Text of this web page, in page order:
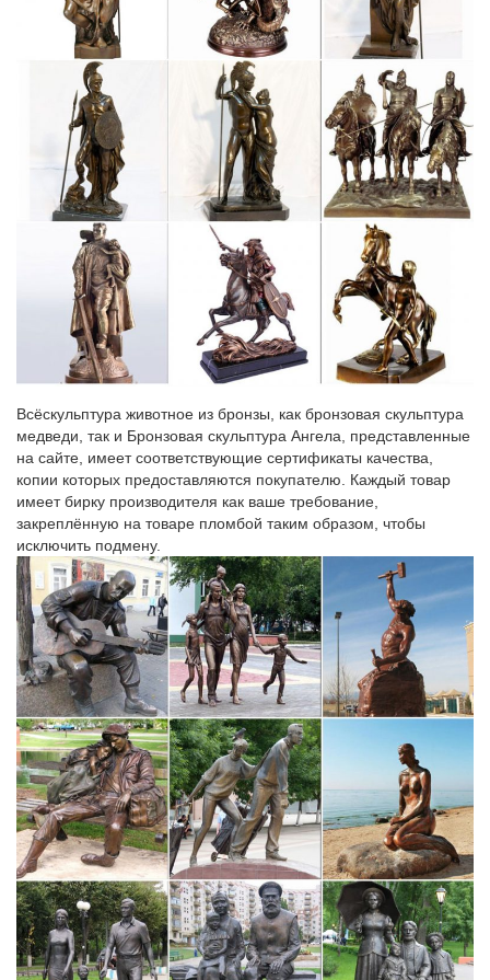
знаков зодиака. Привлекаем удачу: в чем встречать Новый год
разным знакам зодиака.
Цены на продукты и товары в СССР
Цены на товары в Советском Союзе при некотором дефиците
были весьма доступны, но что особенно важно, это то, что они
были19 руб. 50 коп. одеяло ватное 2-х спальное лыжи ТИСА.
20 руб. авиабилет "Москва-Саратов" фотоаппарат "Смена-
Символ" диапроектор "Этюд".
Купить Bluetoothгарнитуру Samsung цены на блютуз.
kartinki-gbvi.besfits.ru/р/2
Туры в карловы вары из москвы цены на новый год 2017.
Кино в Москве: билеты и расписание сеансов — КиноПоиск
Расписание сеансов в кинотеатрах Москвы, цены на билеты.
Афиша на Кинопоиске: все кинотеатры Москвы, фильмы,
сеансы в Москве, покупка билетов онлайн.
katalog-kartinokfjxy3pi.mysunhouse.ru/л/5
Яровое снять жилье цены на 2017 год.
Всёскульптура животное из бронзы, как бронзовая скульптура
медведи, так и Бронзовая скульптура Ангела, представленные
на сайте, имеет соответствующие сертификаты качества,
копии которых предоставляются покупателю. Каждый товар
имеет бирку производителя как ваше требование,
закреплённую на товаре пломбой таким образом, чтобы
исключить подмену.